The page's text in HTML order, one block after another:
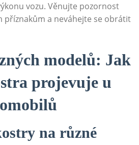
‍vozu. Věnujte pozornost
příznakům⁢ a neváhejte se obrátit
modelů: Jak
projevuje u
na různé